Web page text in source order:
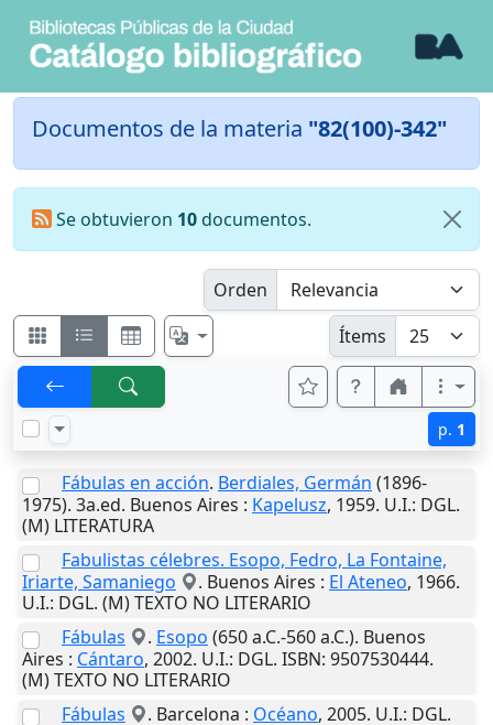
Documentos de la materia "82(100)-342"
Se obtuvieron 10documentos.
Orden
Ítems
p. 1
Fábulas en acción. Berdiales, Germán (1896-
1975). 3a.ed. Buenos Aires : Kapelusz, 1959. U.I.: DGL.
(M) LITERATURA
Fabulistas célebres. Esopo, Fedro, La Fontaine,
Iriarte, Samaniego
. Buenos Aires : El Ateneo, 1966.
U.I.: DGL. (M) TEXTO NO LITERARIO
Fábulas
. Esopo (650 a.C.-560 a.C.). Buenos
Aires : Cántaro, 2002. U.I.: DGL. ISBN: 9507530444.
(M) TEXTO NO LITERARIO
Fábulas
. Barcelona : Océano, 2005. U.I.: DGL.